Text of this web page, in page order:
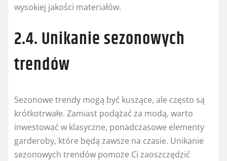
wysokiej jakości materiałów.
2.4. Unikanie sezonowych
trendów
Sezonowe trendy mogą być kuszące, ale często są
krótkotrwałe. Zamiast podążać za modą, warto
inwestować w klasyczne, ponadczasowe elementy
garderoby, które będą zawsze na czasie. Unikanie
sezonowych trendów pomoże Ci zaoszczędzić